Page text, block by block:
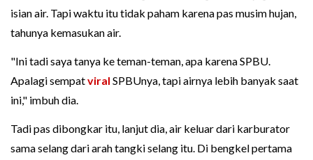
isian air. Tapi waktu itu tidak paham karena pas musim hujan,
tahunya kemasukan air.
"Ini tadi saya tanya ke teman-teman, apa karena SPBU.
Apalagi sempatviral SPBUnya, tapi airnya lebih banyak saat
ini," imbuh dia.
Tadi pas dibongkar itu, lanjut dia, air keluar dari karburator
sama selang dari arah tangki selang itu. Di bengkel pertama